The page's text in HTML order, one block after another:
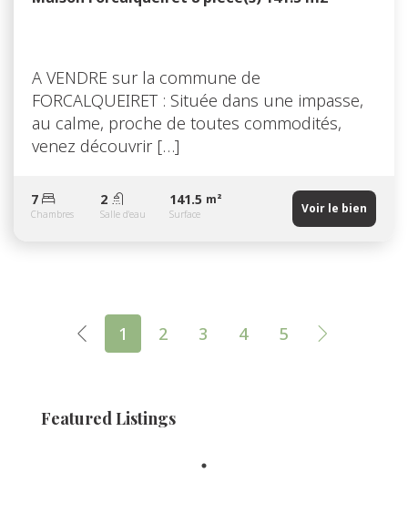
A VENDRE sur la commune de
FORCALQUEIRET : Située dans une impasse,
au calme, proche de toutes commodités,
venez découvrir […]
7
Chambres
2
Salle d'eau
141.5 m²
Surface Voir le bien
1 2 3 4 5
Featured Listings